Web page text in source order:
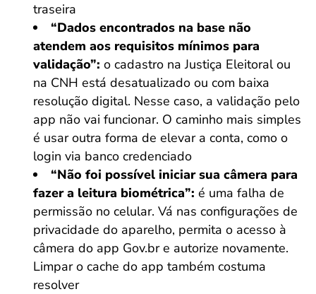
traseira
“Dados encontrados na base não
atendem aos requisitos mínimos para
validação”: o cadastro na Justiça Eleitoral ou
na CNH está desatualizado ou com baixa
resolução digital. Nesse caso, a validação pelo
app não vai funcionar. O caminho mais simples
é usar outra forma de elevar a conta, como o
login via banco credenciado
“Não foi possível iniciar sua câmera para
fazer a leitura biométrica”: é uma falha de
permissão no celular. Vá nas configurações de
privacidade do aparelho, permita o acesso à
câmera do app Gov.br e autorize novamente.
Limpar o cache do app também costuma
resolver